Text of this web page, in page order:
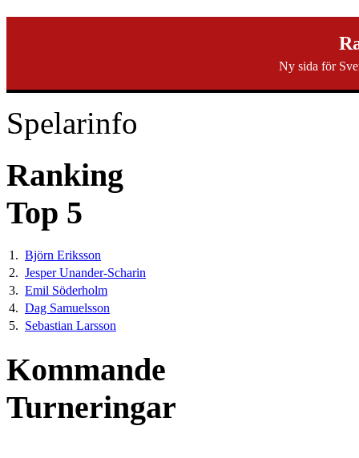
Ny sida för
Spelarinfo
Ranking
Top 5
1. Björn Eriksson
2. Jesper Unander-Scharin
3. Emil Söderholm
4. Dag Samuelsson
5. Sebastian Larsson
Kommande
Turneringar